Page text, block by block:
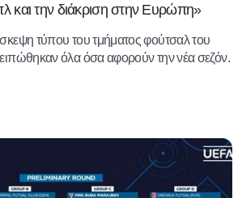
και την διάκριση στην Ευρώπη»
τύπου του τμήματος φούτσαλ του
όλα όσα αφορούν την νέα σεζόν.